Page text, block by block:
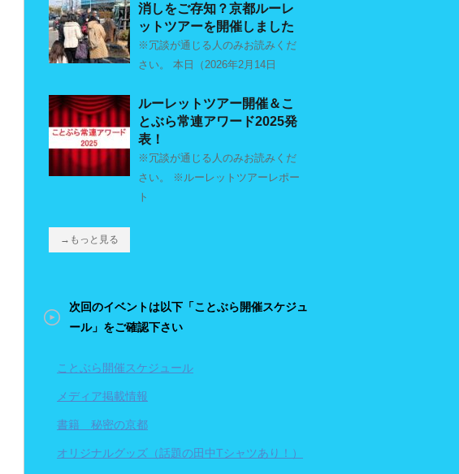
消しをご存知？京都ルーレ
ットツアーを開催しました
※冗談が通じる人のみお読みくだ
さい。 本日（2026年2月14日
ルーレットツアー開催＆こ
とぶら常連アワード2025発
表！
※冗談が通じる人のみお読みくだ
さい。 ※ルーレットツアーレポー
ト
→もっと見る
次回のイベントは以下「ことぶら開催スケジュ
ール」をご確認下さい
ことぶら開催スケジュール
メディア掲載情報
書籍 秘密の京都
オリジナルグッズ（話題の田中Tシャツあり！）